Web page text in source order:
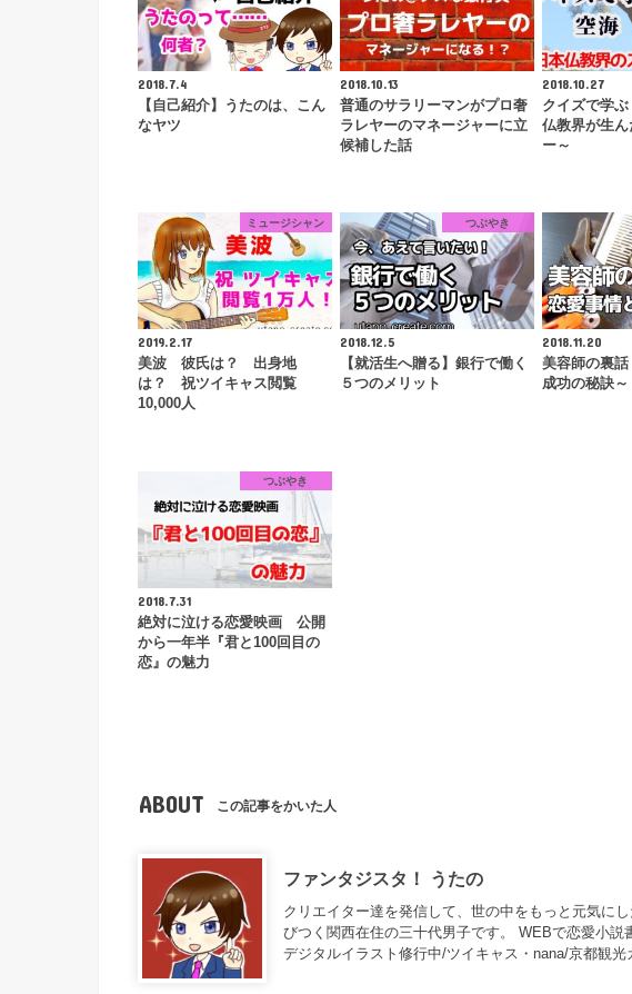
2018.7.4
【自己紹介】うたのは、こん
なヤツ
2018.10.13
普通のサラリーマンがプロ奢
ラレヤーのマネージャーに立
候補した話
2018.10.27
クイズで学
仏教界が生ん
ー～
ミュージシャン
2019.2.17
美波 彼氏は？ 出身地
は？ 祝ツイキャス閲覧
10,000人
つぶやき
2018.12.5
【就活生へ贈る】銀行で働く
５つのメリット
2018.11.20
美容師の裏
成功の秘訣～
つぶやき
2018.7.31
絶対に泣ける恋愛映画 公開
から一年半『君と100回目の
恋』の魅力
ABOUT この記事をかいた人
ファンタジスタ！ うたの
クリエイター達を発信して、世の中をもっと元気に
びつく関西在住の三十代男子です。 WEBで恋愛小
デジタルイラスト修行中/ツイキャス・nana/京都観